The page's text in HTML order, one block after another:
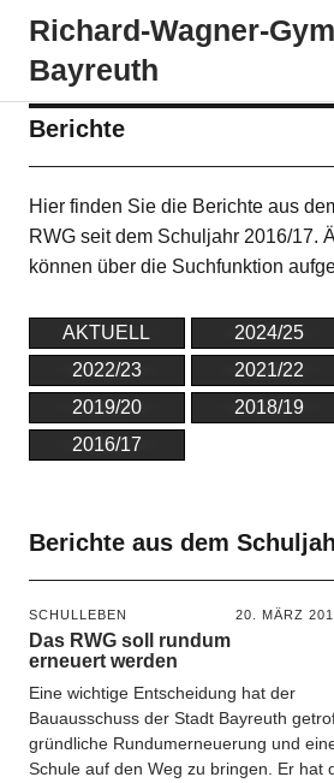
Richard-​​Wagner-​​
Bayreuth
Berichte
Hier finden Sie die Berichte aus
RWG seit dem Schuljahr 2016/17.
können über die Suchfunktion
AKTUELL 2024/25
2022/23
2021/22
2019/20
2018/19
2016/17
Berichte aus dem
SCHULLEBEN 20. MÄRZ
Das RWG soll rundum
erneuert werden
Eine wichtige Entscheidung hat der
Bauausschuss der Stadt Bayreuth
gründliche Rundumerneuerung und
Schule auf den Weg zu bringen. Er hat